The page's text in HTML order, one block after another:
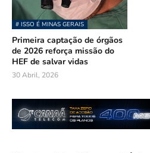
# ISSO É MINAS GERAIS
Primeira captação de órgãos
de 2026 reforça missão do
HEF de salvar vidas
30 Abril, 2026